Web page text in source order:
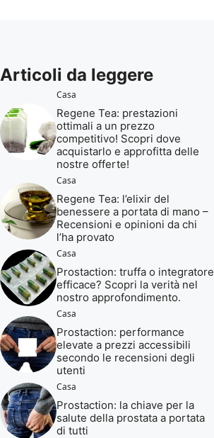
Articoli da leggere
Casa
Regene Tea: prestazioni
ottimali a un prezzo
competitivo! Scopri dove
acquistarlo e approfitta delle
nostre offerte!
Casa
Regene Tea: l’elixir del
benessere a portata di mano –
Recensioni e opinioni da chi
l’ha provato
Casa
Prostaction: truffa o integratore
efficace? Scopri la verità nel
nostro approfondimento.
Casa
Prostaction: performance
elevate a prezzi accessibili
secondo le recensioni degli
utenti
Casa
Prostaction: la chiave per la
salute della prostata a portata
di tutti